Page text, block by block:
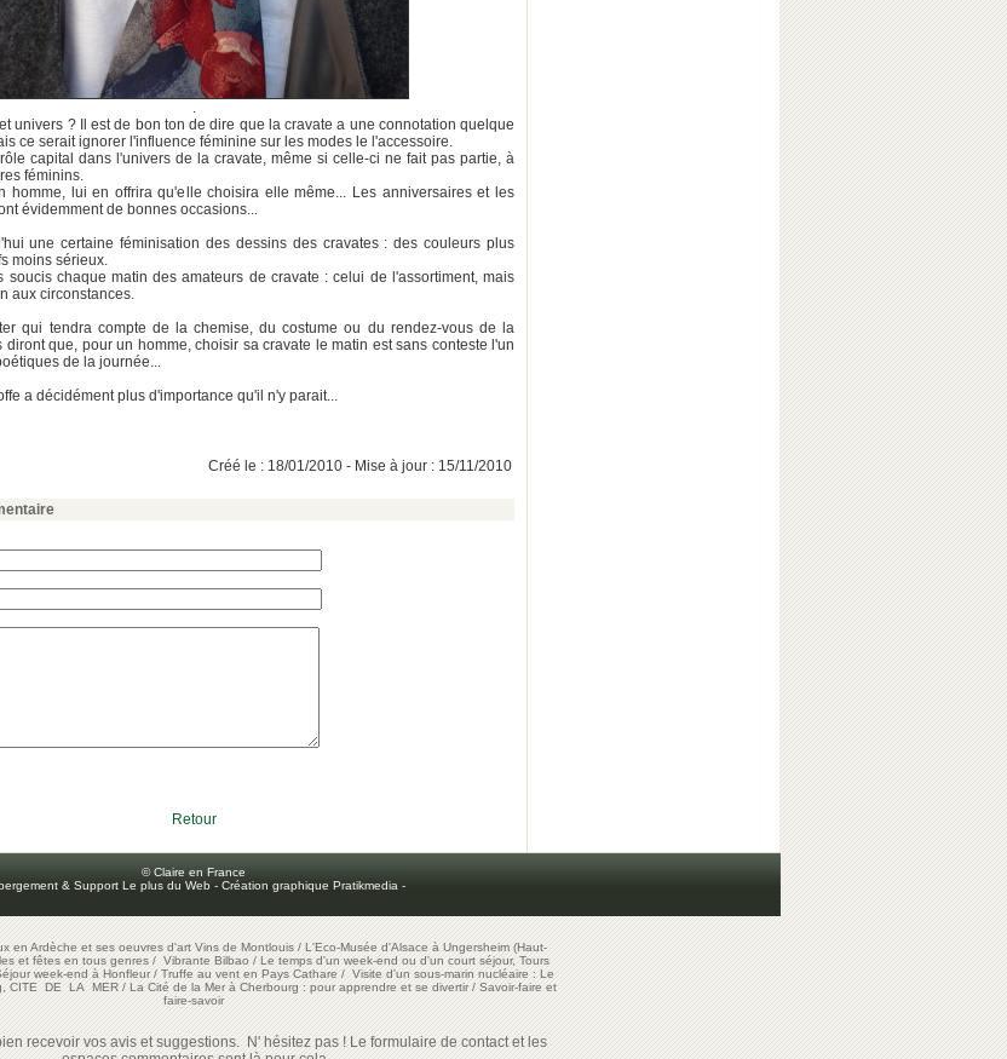
.
univers ? Il est de bon ton de dire que la cravate a une connotation quelque
ce serait ignorer l'influence féminine sur les modes le l'accessoire.
capital dans l'univers de la cravate, même si celle-ci ne fait pas partie, à
féminins.
homme, lui en offrira qu'elle choisira elle même... Les anniversaires et les
évidemment de bonnes occasions...
une certaine féminisation des dessins des cravates : des couleurs plus
moins sérieux.
soucis chaque matin des amateurs de cravate : celui de l'assortiment, mais
aux circonstances.
qui tendra compte de la chemise, du costume ou du rendez-vous de la
que, pour un homme, choisir sa cravate le matin est sans conteste l'un
de la journée...
a décidément plus d'importance qu'il n'y parait...
Créé le : 18/01/2010 - Mise à jour : 15/11/2010
Retour
© Claire en France
& Support Le plus du Web - Création graphique Pratikmedia -
en Ardèche et ses oeuvres d'art Vins de Montlouis/L'Eco-Musée d'Alsace à Ungersheim (Haut-
et fêtes en tous genres/Vibrante Bilbao/Le temps d'un week-end ou d'un court séjour, Tours
week-end à Honfleur/Truffe au vent en Pays Cathare/Visite d'un sous-marin nucléaire : Le
CITE DE LA MER/La Cité de la Mer à Cherbourg : pour apprendre et se divertir/Savoir-faire et
faire-savoir
recevoir vos avis et suggestions. N' hésitez pas ! Le formulaire de contact et les